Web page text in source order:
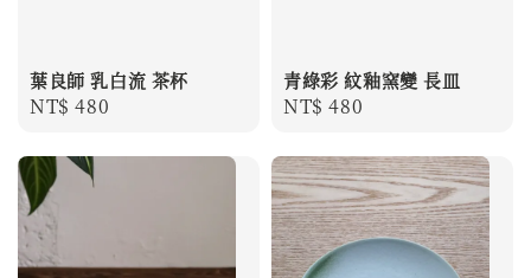
葉良師 乳白流 茶杯
Regular
NT$ 480
青綠彩 紋釉窯變 長皿
Regular
NT$ 480